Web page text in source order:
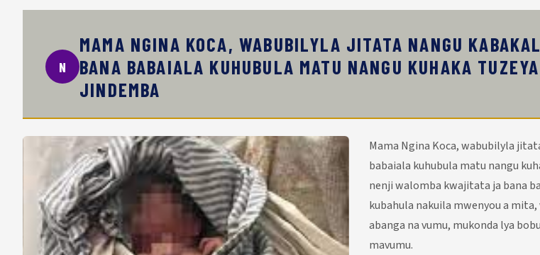
N
MAMA NGINA KOCA, WABUBILYLA JITATA NANGU
BANA BABAIALA KUHUBULA MATU NANGU KUHAKA
JINDEMBA
Mama Ngina Koca, wabubilyla
babaiala kuhubula matu nangu
nenji walomba kwajitata ja bana
kubahula nakuila mwenyou a
abanga na vumu, mukonda lya
mavumu.